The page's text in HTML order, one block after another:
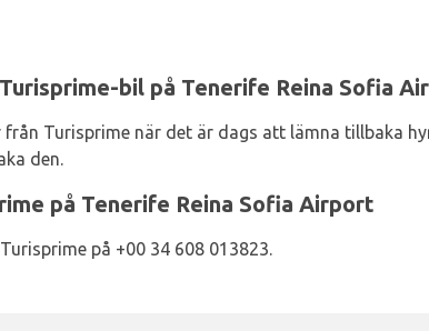
bil på Tenerife Reina Sofia
Turisprime när det är dags att lämna tillbaka
den.
på Tenerife Reina Sofia Airport
på +00 34 608 013823.